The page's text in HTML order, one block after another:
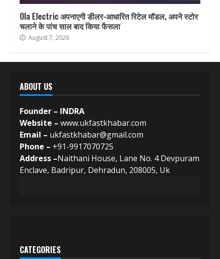
Ola Electric अपनाएगी डीलर-आधारित रिटेल मॉडल, अपने स्टोर
चलाने के पांच साल बाद किया फैसला
August 7, 2026
ABOUT US
Founder – INDRA
Website – www.ukfastkhabar.com
Email – ukfastkhabar@gmail.com
Phone – +91-9917070725
Address –Naithani House, Lane No. 4 Devpuram
Enclave, Badripur, Dehradun, 208005, Uk
CATEGORIES